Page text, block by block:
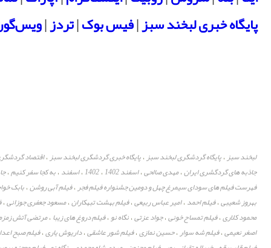
پایگاه خبری لبخند سبز|فیس بوک|تردز|
لبخند سبز ،پایگاه گردشگری لبخند سبز ،پایگاه خبری گردشگری لبخند سبز ،اقتصاد
جاذبه های گردگشری ایران،مهدی صالحی،اسفند 1402 ،1402 ،اسفند ،به کجا سفر کنیم،
فهرست فیلم های سودای سیمرغ چهل و دومین جشنواره فیلم فجر ،فیلم آبی روشن،بابک
بهروز شعیبی،فیلم احمد ،امیر عباس ربیعی،فیلم بهشت تبهکاران،مسعود جعفری جوزانی،
محمود کلاری،فیلم تمساح خونی،جواد عزتی،نگاه نو ،فیلم دروغ های زیبا ،مرتضی آتش
اصغر نعیمی،فیلم شه سوار،حسین نمازی،فیلم شور عاشقی،داریوش یاری،فیلم صبح